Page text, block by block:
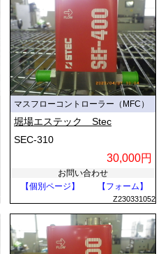
マスフローコントローラー（MFC）
堀場エステック Stec
SEC-310
30,000円
お問い合わせ
【個別ページ】
【フォーム】
Z230331052